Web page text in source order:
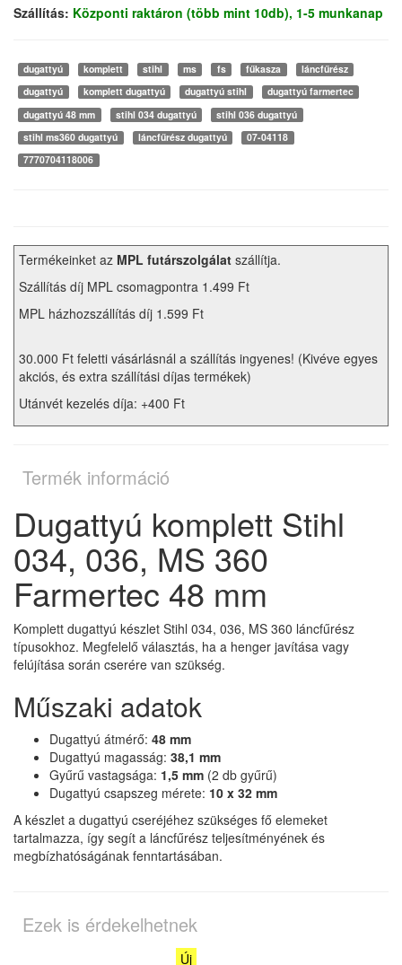
Szállítás: Központi raktáron (több mint 10db), 1-5 munkanap
dugattyú komplett stihl ms fs fűkasza
láncfűrész
dugattyú
komplett dugattyú dugattyú stihl
dugattyú farmertec
dugattyú 48 mm
stihl 034 dugattyú
stihl 036 dugattyú
stihl ms360 dugattyú
láncfűrész dugattyú
07-04118
7770704118006
Termékeinket az MPL futárszolgálat szállítja.
Szállítás díj MPL csomagpontra 1.499 Ft
MPL házhozszállítás díj 1.599 Ft
30.000 Ft feletti vásárlásnál a szállítás ingyenes! (Kivéve egyes
akciós, és extra szállítási díjas termékek)
Utánvét kezelés díja: +400 Ft
Termék információ
Dugattyú komplett Stihl
034, 036, MS 360
Farmertec 48 mm
Komplett dugattyú készlet Stihl 034, 036, MS 360 láncfűrész
típusokhoz. Megfelelő választás, ha a henger javítása vagy
felújítása során cserére van szükség.
Műszaki adatok
Dugattyú átmérő: 48 mm
Dugattyú magasság: 38,1 mm
Gyűrű vastagsága: 1,5 mm (2 db gyűrű)
Dugattyú csapszeg mérete: 10 x 32 mm
A készlet a dugattyú cseréjéhez szükséges fő elemeket
tartalmazza, így segít a láncfűrész teljesítményének és
megbízhatóságának fenntartásában.
Ezek is érdekelhetnek
Új